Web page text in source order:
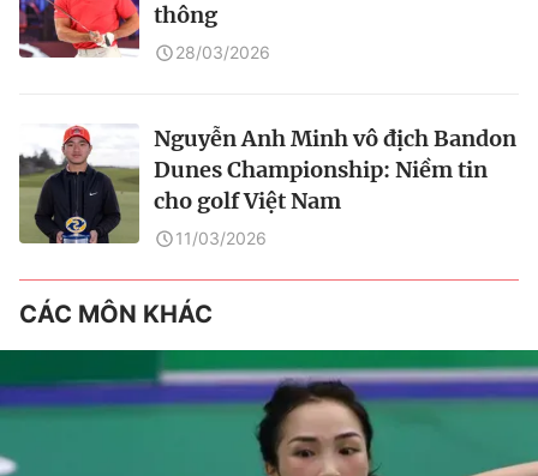
thông
28/03/2026
Nguyễn Anh Minh vô địch Bandon
Dunes Championship: Niềm tin
cho golf Việt Nam
11/03/2026
CÁC MÔN KHÁC